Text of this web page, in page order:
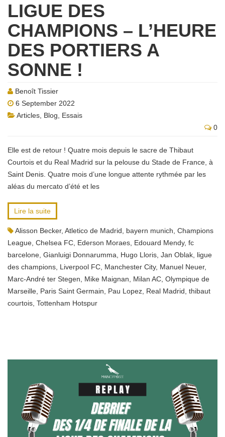
LIGUE DES
CHAMPIONS – L’HEURE
DES PORTIERS A
SONNE !
Benoît Tissier
6 September 2022
Articles Blog
Essais
0
Elle est de retour ! Quatre mois depuis le sacre de Thibaut
Courtois et du Real Madrid sur la pelouse du Stade de France, à
Saint Denis. Quatre mois d’une longue attente rythmée par les
aléas du mercato d’été et les
Lire la suite
Alisson Becker, Atletico de Madrid bayern munich Champions
League Chelsea FC Ederson Moraes Edouard Mendy, fc
barcelone Gianluigi Donnarumma Hugo Lloris Jan Oblak ligue
des champions Liverpool FC Manchester City, Manuel Neuer,
Marc-André ter Stegen
Mike Maignan Milan AC Olympique de
Marseille Paris Saint Germain Pau Lopez Real Madrid thibaut
courtois Tottenham Hotspur